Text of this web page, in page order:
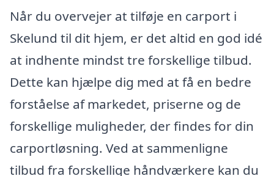
Når du overvejer at tilføje en carport i
Skelund til dit hjem, er det altid en god idé
at indhente mindst tre forskellige tilbud.
Dette kan hjælpe dig med at få en bedre
forståelse af markedet, priserne og de
forskellige muligheder, der findes for din
carportløsning. Ved at sammenligne
tilbud fra forskellige håndværkere kan du